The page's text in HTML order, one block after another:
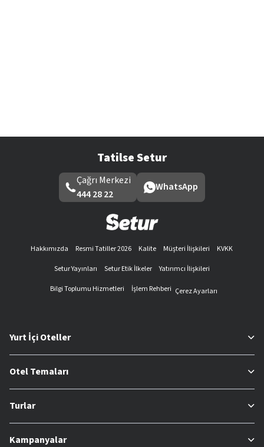
Tatilse Setur
Çağrı Merkezi
444 28 22
WhatsApp
Hakkımızda Resmi Tatiller 2026 Kalite Müşteri İlişkileri
KVKK
Setur Yayınları
Setur Etik İlkeler
Yatırımcı İlişkileri
Bilgi Toplumu Hizmetleri
İşlem Rehberi Çerez Ayarları
Yurt İçi Oteller
Otel Temaları
Turlar
Kampanyalar